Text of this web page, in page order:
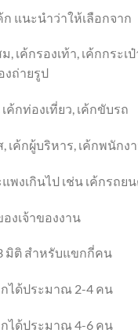
ก แนะนำว่าให้เลือกจาก
, เค้กรองเท้า, เค้กกระเป๋
งถ่ายรูป
เค้กท่องเที่ยว, เค้กขับรถ
, เค้กผู้บริหาร, เค้กพนักง
พงเกินไป เช่น เค้กรถย
งเจ้าของงาน
มิติสำหรับแขกกี่คน
ได้ประมาณ 2-4 คน
ได้ประมาณ 4-6 คน